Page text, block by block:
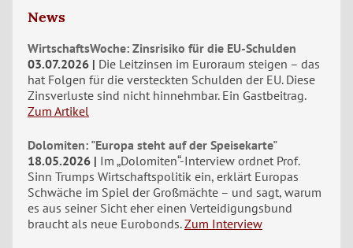
News
WirtschaftsWoche: Zinsrisiko für die EU-Schulden
03.07.2026
Die Leitzinsen im Euroraum steigen – das
hat Folgen für die versteckten Schulden der EU. Diese
Zinsverluste sind nicht hinnehmbar. Ein Gastbeitrag.
Zum Artikel
Dolomiten: "Europa steht auf der Speisekarte"
18.05.2026
Im „Dolomiten“-Interview ordnet Prof.
Sinn Trumps Wirtschaftspolitik ein, erklärt Europas
Schwäche im Spiel der Großmächte – und sagt, warum
es aus seiner Sicht eher einen Verteidigungsbund
braucht als neue Eurobonds. Zum Interview